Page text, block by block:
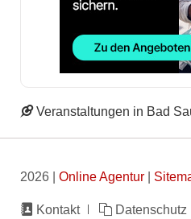
Veranstaltungen in Bad
2026 | Online Agentur|
Navigation
Kontakt Datenschutz